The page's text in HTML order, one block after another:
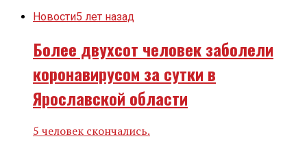
Новости5 лет назад
Более двухсот человек заболели
коронавирусом за сутки в
Ярославской области
5 человек скончались.